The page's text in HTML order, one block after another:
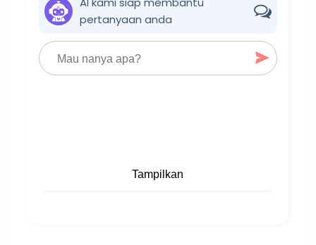
pertanyaan anda
Tampilkan